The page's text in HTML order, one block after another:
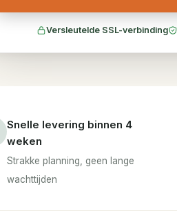
Versleutelde SSL-verbinding
Snelle levering binnen 4
weken
Strakke planning, geen lange
wachttijden